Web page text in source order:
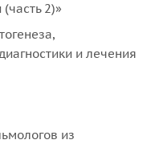
2)»
и лечения
из